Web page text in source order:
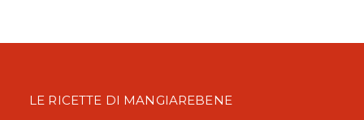
LE RICETTE DI MANGIAREBENE